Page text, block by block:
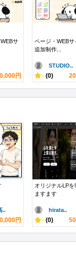
サ
円
ページ・WEBサ
追加制作...
STUDIO..
- (0)
..
円
オリジナルLPを
ますます
hirata..
- (0)